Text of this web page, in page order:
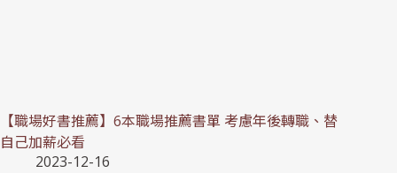
【職場好書推薦】6本職場推薦書單 考慮年後轉職、替
自己加薪必看
2023-12-16